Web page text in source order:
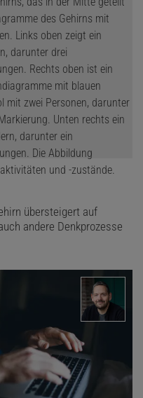
übersteigert auf
andere Denkprozesse